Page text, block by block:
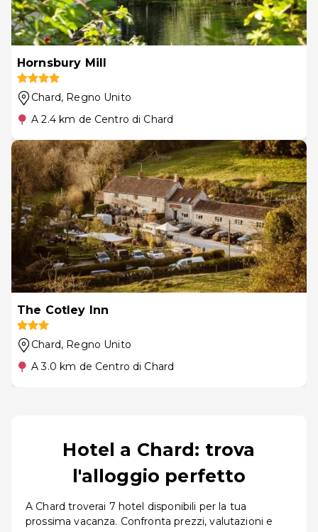
Hornsbury Mill
Chard, Regno Unito
A 2.4 km de Centro di Chard
The Cotley Inn
Chard, Regno Unito
A 3.0 km de Centro di Chard
Hotel a Chard: trova
l'alloggio perfetto
A Chard troverai 7 hotel disponibili per la tua
prossima vacanza. Confronta prezzi, valutazioni e